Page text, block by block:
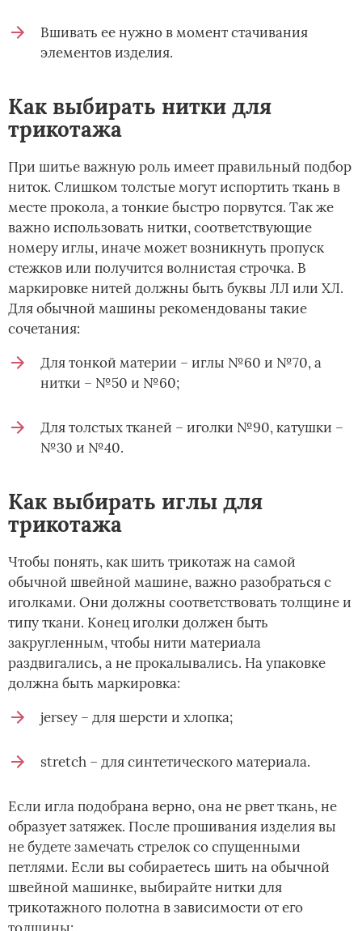
Вшивать ее нужно в момент стачивания
элементов изделия.
Как выбирать нитки для
трикотажа
При шитье важную роль имеет правильный подбор
ниток. Слишком толстые могут испортить ткань в
месте прокола, а тонкие быстро порвутся. Так же
важно использовать нитки, соответствующие
номеру иглы, иначе может возникнуть пропуск
стежков или получится волнистая строчка. В
маркировке нитей должны быть буквы ЛЛ или ХЛ.
Для обычной машины рекомендованы такие
сочетания:
Для тонкой материи – иглы №60 и №70, а
нитки – №50 и №60;
Для толстых тканей – иголки №90, катушки –
№30 и №40.
Как выбирать иглы для
трикотажа
Чтобы понять, как шить трикотаж на самой
обычной швейной машине, важно разобраться с
иголками. Они должны соответствовать толщине и
типу ткани. Конец иголки должен быть
закругленным, чтобы нити материала
раздвигались, а не прокалывались. На упаковке
должна быть маркировка:
jersey – для шерсти и хлопка;
stretch – для синтетического материала.
Если игла подобрана верно, она не рвет ткань, не
образует затяжек. После прошивания изделия вы
не будете замечать стрелок со спущенными
петлями. Если вы собираетесь шить на обычной
швейной машинке, выбирайте нитки для
трикотажного полотна в зависимости от его